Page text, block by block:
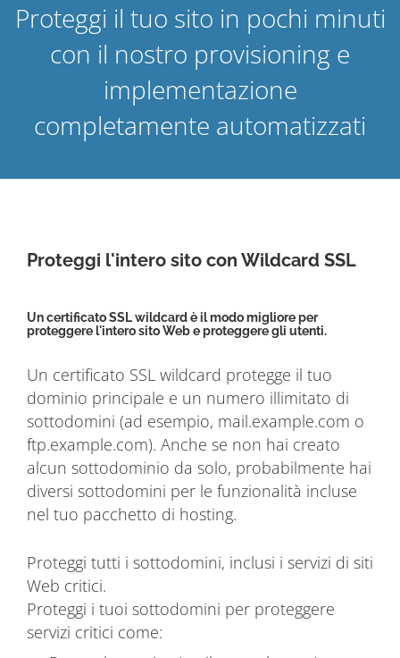
Proteggi il tuo sito in pochi minuti
con il nostro provisioning e
implementazione
completamente automatizzati
Proteggi l'intero sito con Wildcard SSL
Un certificato SSL wildcard è il modo migliore per
proteggere l'intero sito Web e proteggere gli utenti.
Un certificato SSL wildcard protegge il tuo
dominio principale e un numero illimitato di
sottodomini (ad esempio, mail.example.com o
ftp.example.com). Anche se non hai creato
alcun sottodominio da solo, probabilmente hai
diversi sottodomini per le funzionalità incluse
nel tuo pacchetto di hosting.
Proteggi tutti i sottodomini, inclusi i servizi di siti
Web critici.
Proteggi i tuoi sottodomini per proteggere
servizi critici come: